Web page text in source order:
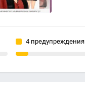
4 предупреждения